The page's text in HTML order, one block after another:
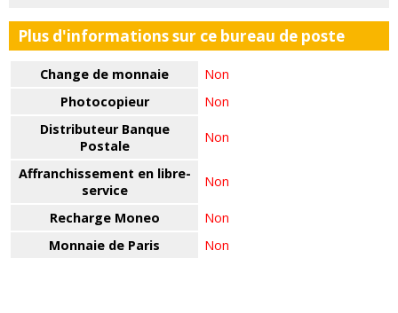
Plus d'informations sur ce bureau de poste
Change de monnaie
Non
Photocopieur
Non
Distributeur Banque
Postale
Non
Affranchissement en libre-
service
Non
Recharge Moneo
Non
Monnaie de Paris
Non